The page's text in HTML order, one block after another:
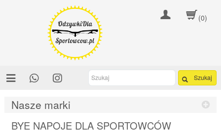
(0)
Szukaj
Nasze marki
BYE NAPOJE DLA SPORTOWCÓW